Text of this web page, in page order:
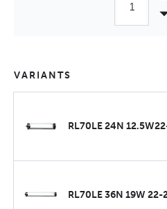
VARIANTS
RL70LE 24N
RL70LE 36N 19W